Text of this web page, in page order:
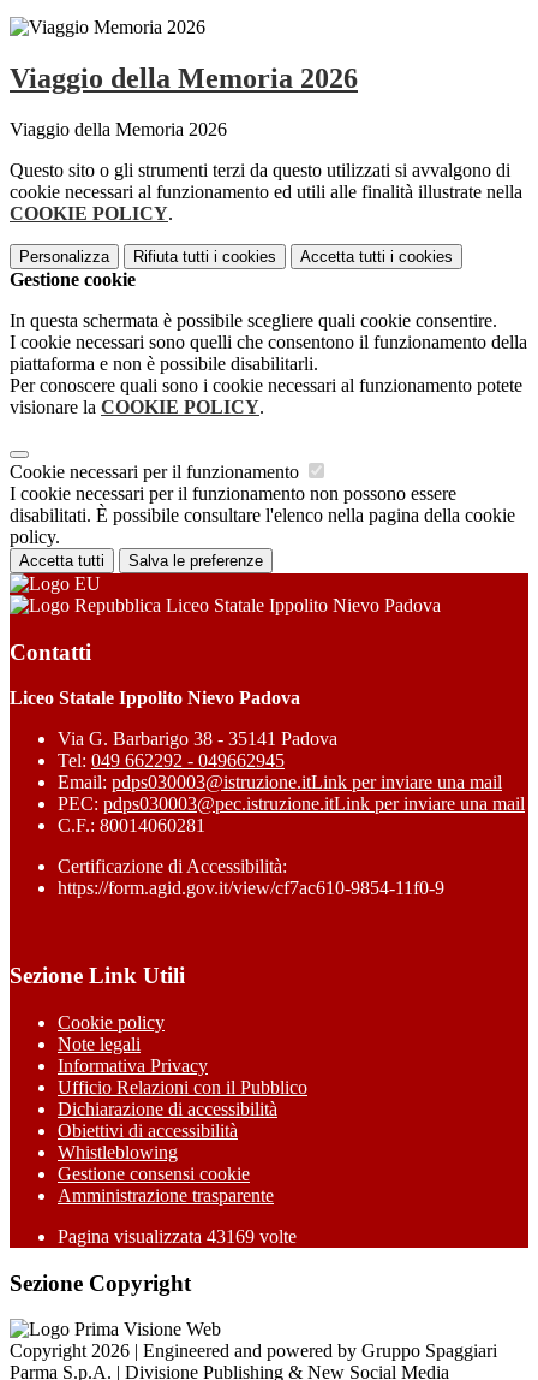
Viaggio della Memoria 2026
Viaggio della Memoria 2026
Questo sito o gli strumenti terzi da questo utilizzati si avvalgono di
cookie necessari al funzionamento ed utili alle finalità illustrate nella
COOKIE POLICY.
Personalizza Rifiuta tutti i cookies Accetta tutti i cookies
Gestione cookie
In questa schermata è possibile scegliere quali cookie consentire.
I cookie necessari sono quelli che consentono il funzionamento della
piattaforma e non è possibile disabilitarli.
Per conoscere quali sono i cookie necessari al funzionamento potete
visionare la COOKIE POLICY.
Cookie necessari per il funzionamento
I cookie necessari per il funzionamento non possono essere
disabilitati. È possibile consultare l'elenco nella pagina della cookie
policy.
Accetta tutti Salva le preferenze
Liceo Statale Ippolito Nievo Padova
Contatti
Liceo Statale Ippolito Nievo Padova
Via G. Barbarigo 38 - 35141 Padova
Tel: 049 662292 - 049662945
Email: pdps030003@istruzione.itLink per inviare una mail
PEC: pdps030003@pec.istruzione.itLink per inviare una mail
C.F.: 80014060281
Certificazione di Accessibilità:
https://form.agid.gov.it/view/cf7ac610-9854-11f0-9
Sezione Link Utili
Cookie policy
Note legali
Informativa Privacy
Ufficio Relazioni con il Pubblico
Dichiarazione di accessibilità
Obiettivi di accessibilità
Whistleblowing
Gestione consensi cookie
Amministrazione trasparente
Pagina visualizzata 43169 volte
Sezione Copyright
Copyright 2026 | Engineered and powered by Gruppo Spaggiari
Parma S.p.A. | Divisione Publishing & New Social Media